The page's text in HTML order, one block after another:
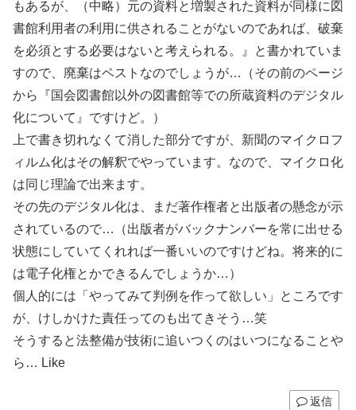
もあるが、（中略）元の資料と増製された資料が同様に図
書館利用者の利用に供されることがないのであれば、破棄
を必須とする必要はないと考えられる。』と書かれていま
すので、廃棄はベストなのでしょうが…（その前のページ
から『国会図書館以外の図書館等での所蔵資料のデジタル
化について』ですけど。）
上で書き切れなくて消した部分ですが、新聞のマイクロフ
ィルム化はその解釈でやっています。なので、マイクロ化
は同じ理論で出来ます。
その先のデジタル化は、まだ著作権者と出版者の懸念が示
されているので…（出版者がバックナンバーを常に出せる
状態にしていてくれれば一番いいのですけどね。将来的に
は電子化権とかできるんでしょうか…）
個人的には「やってみて判例を作って欲しい」ところです
が、けしかけた責任ってのも出てきそう…笑
そうすると法整備が技術に追いつくのはいつになることや
ら… Like
返信